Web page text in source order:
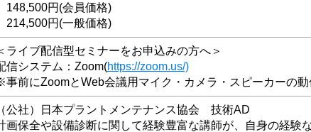
148,500円(会員価格)
214,500円(一般価格)
ライブ配信型セミナーをお申込みの方へ＞
信システム：Zoom(https://zoom.us/)
事前にZoomとWeb会議用マイク・カメラ・スピーカーの
（公社）日本プラントメンテナンス協会 技術AD
画保全や設備診断に関して経験豊富な講師が、自身の経験